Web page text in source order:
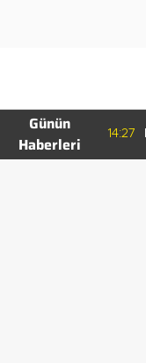
Günün
Haberleri
14:27